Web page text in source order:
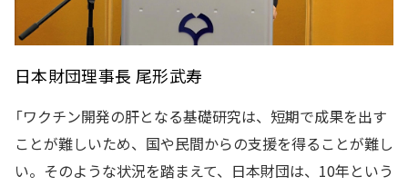
日本財団理事長 尾形武寿
「ワクチン開発の肝となる基礎研究は、短期で成果を出す
ことが難しいため、国や民間からの支援を得ることが難し
い。そのような状況を踏まえて、日本財団は、10年という